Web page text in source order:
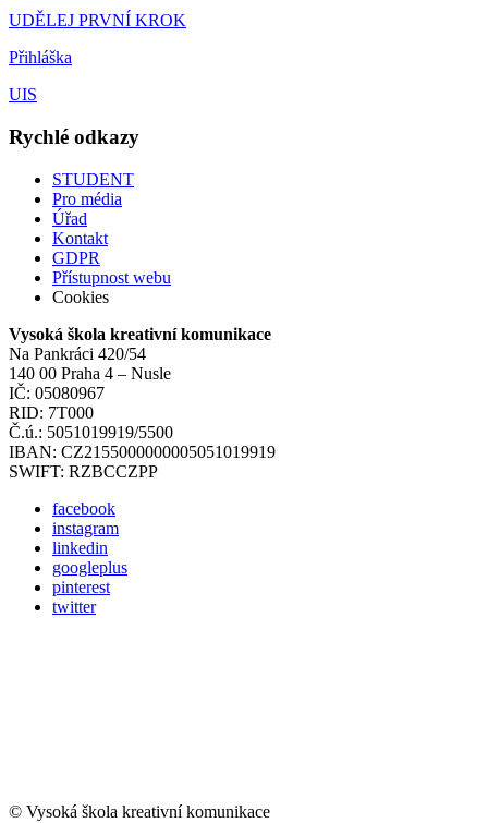
UDĚLEJ PRVNÍ KROK
Přihláška
UIS
Rychlé odkazy
STUDENT
Pro média
Úřad
Kontakt
GDPR
Přístupnost webu
Cookies
Vysoká škola kreativní komunikace
Na Pankráci 420/54
140 00 Praha 4 – Nusle
IČ: 05080967
RID: 7T000
Č.ú.: 5051019919/5500
IBAN: CZ2155000000005051019919
SWIFT: RZBCCZPP
facebook
instagram
linkedin
googleplus
pinterest
twitter
© Vysoká škola kreativní komunikace